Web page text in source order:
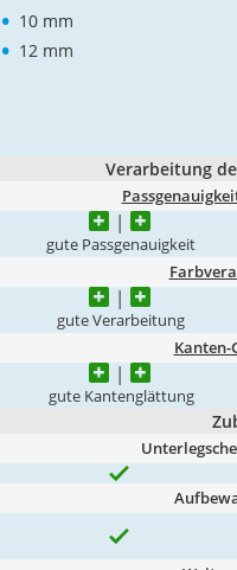
• 10 mm
• 12 mm
Verarbeitung
gute Passgenauigkeit
gute Verarbeitung
gute Kantenglättung